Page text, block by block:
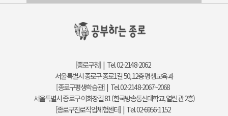
[종로구청] | Tel. 02-2148-2062
서울특별시 종로구 종로1길 50, 12층 평생교육과
[종로구평생학습관] | Tel. 02-2148-2067~2068
서울특별시 종로구 이화장길 81 (한국방송통신대학교, 열린관 2층)
[종로구진로직업체험센터] | Tel. 02-6956-1152